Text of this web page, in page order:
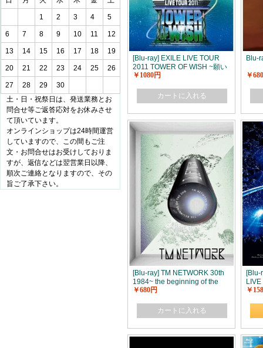
1 2 3 4 5
6 7 8 9 10 11 12
13 14 15 16 17 18 19
20 21 22 23 24 25 26
27 28 29
30
土・日・祝祭日は、発送業務とお
問合せ等ご返答応対をお休みさせ
て頂いています。
オンラインショップは24時間運営
していますので、この間もご注
文・お問合せはお受けしておりま
すが、返信などは翌営業日以降、
順次ご連絡となりますので、その
旨ご了承下さい。
[Blu-ray] EXILE LIVE TOUR
2011 TOWER OF WISH ~願い
の塔~
￥1080円
カートに入れる
Blu-
￥
[Blu-ray] TM NETWORK 30th
1984~ the beginning of the
end
￥680円
カートに入れる
[Blu-
￥